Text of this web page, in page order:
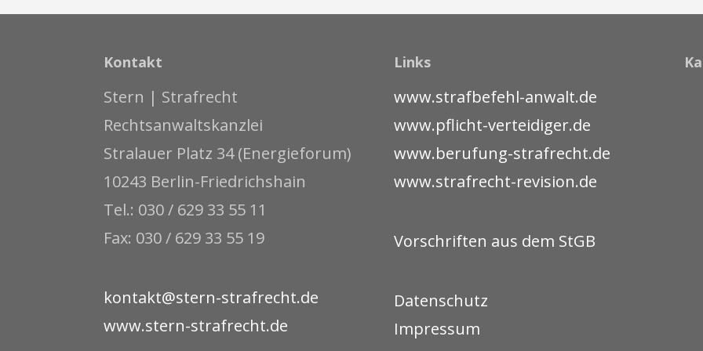
Kontakt
Stern | Strafrecht
Rechtsanwaltskanzlei
Stralauer Platz 34 (Energieforum)
10243 Berlin-Friedrichshain
Tel.: 030 / 629 33 55 11
Fax: 030 / 629 33 55 19
kontakt@stern-strafrecht.de
www.stern-strafrecht.de
Links
www.strafbefehl-anwalt.de
www.pflicht-verteidiger.de
www.berufung-strafrecht.de
www.strafrecht-revision.de
Vorschriften aus dem StGB
Datenschutz
Impressum